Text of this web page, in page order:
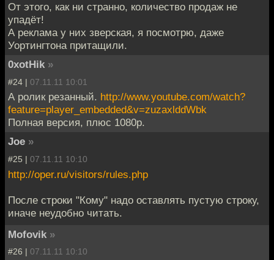
От этого, как ни странно, количество продаж не
упадёт!
А реклама у них зверская, я посмотрю, даже
Уортингтона притащили.
0xotHik »
#24 | 07.11.11 10:01
А ролик резанный. http://www.youtube.com/watch?
feature=player_embedded&v=zuzaxlddWbk
Полная версия, плюс 1080р.
Joe »
#25 | 07.11.11 10:10
http://oper.ru/visitors/rules.php
После строки "Кому" надо оставлять пустую строку,
иначе неудобно читать.
Mofovik »
#26 | 07.11.11 10:10